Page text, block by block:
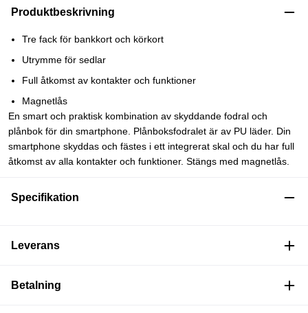
Produktbeskrivning
Tre fack för bankkort och körkort
Utrymme för sedlar
Full åtkomst av kontakter och funktioner
Magnetlås
En smart och praktisk kombination av skyddande fodral och
plånbok för din smartphone. Plånboksfodralet är av PU läder. Din
smartphone skyddas och fästes i ett integrerat skal och du har full
åtkomst av alla kontakter och funktioner. Stängs med magnetlås.
Specifikation
Leverans
Betalning